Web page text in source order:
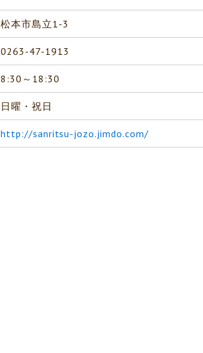
松本市島立1-3
0263-47-1913
8:30～18:30
日曜・祝日
http://sanritsu-jozo.jimdo.com/